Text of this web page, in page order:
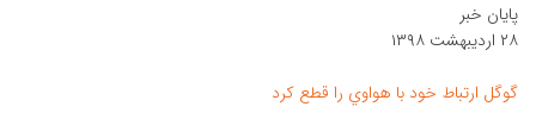
پايان خبر
۲۸ ارديبهشت ۱۳۹۸
گوگل ارتباط خود با هواوي را قطع کرد